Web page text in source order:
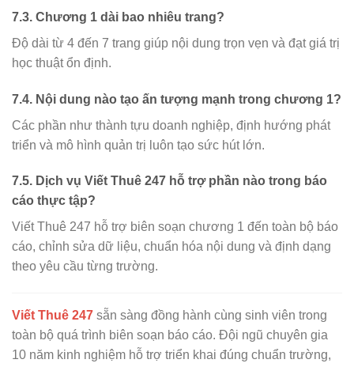
7.3. Chương 1 dài bao nhiêu trang?
Độ dài từ 4 đến 7 trang giúp nội dung trọn vẹn và đạt giá trị
học thuật ổn định.
7.4. Nội dung nào tạo ấn tượng mạnh trong chương 1?
Các phần như thành tựu doanh nghiệp, định hướng phát
triển và mô hình quản trị luôn tạo sức hút lớn.
7.5. Dịch vụ Viết Thuê 247 hỗ trợ phần nào trong báo
cáo thực tập?
Viết Thuê 247 hỗ trợ biên soạn chương 1 đến toàn bộ báo
cáo, chỉnh sửa dữ liệu, chuẩn hóa nội dung và định dạng
theo yêu cầu từng trường.
Viết Thuê 247 sẵn sàng đồng hành cùng sinh viên trong
toàn bộ quá trình biên soạn báo cáo. Đội ngũ chuyên gia
10 năm kinh nghiệm hỗ trợ triển khai đúng chuẩn trường,